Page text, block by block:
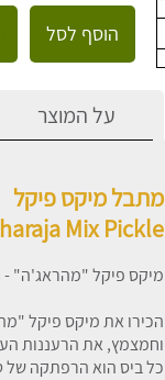
הוסף לסל
על המוצר
מתבל מיקס פיקל
Mix Pickle
מיקס פיקל "מהראג'ה" -
הכירו את מיקס פיקל
וחמצמץ, את הרעננות
כל ביס הוא הרפתקה של